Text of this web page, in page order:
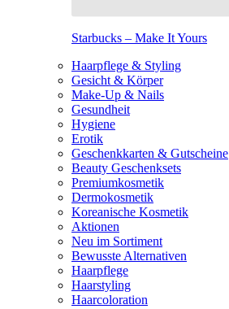
Starbucks – Make It Yours
Haarpflege & Styling
Gesicht & Körper
Make-Up & Nails
Gesundheit
Hygiene
Erotik
Geschenkkarten & Gutscheine
Beauty Geschenksets
Premiumkosmetik
Dermokosmetik
Koreanische Kosmetik
Aktionen
Neu im Sortiment
Bewusste Alternativen
Haarpflege
Haarstyling
Haarcoloration